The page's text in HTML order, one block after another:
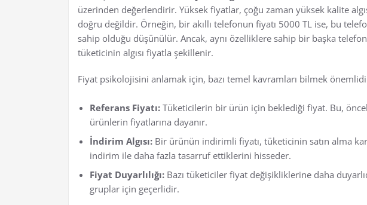
üzerinden değerlendirir. Yüksek fiyatlar, çoğu zaman yüksek kalite
doğru değildir. Örneğin, bir akıllı telefonun fiyatı 5000 TL ise, bu
sahip olduğu düşünülür. Ancak, aynı özelliklere sahip bir başka
tüketicinin algısı fiyatla şekillenir.
Fiyat psikolojisini anlamak için, bazı temel kavramları bilmek
Referans Fiyatı: Tüketicilerin bir ürün için beklediği fiyat. Bu,
ürünlerin fiyatlarına dayanır.
İndirim Algısı: Bir ürünün indirimli fiyatı, tüketicinin satın alma
indirim ile daha fazla tasarruf ettiklerini hisseder.
Fiyat Duyarlılığı: Bazı tüketiciler fiyat değişikliklerine daha
gruplar için geçerlidir.